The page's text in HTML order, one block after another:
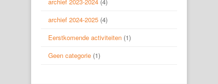
archief 2024-2025 (4)
Eerstkomende activiteiten (1)
Geen categorie (1)